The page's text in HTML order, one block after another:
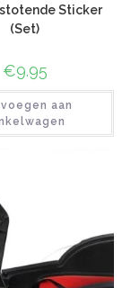
Sticker
(Set)
€9.95
aan